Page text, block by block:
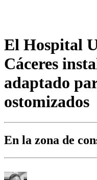
El Hospital
Cáceres
adaptado
ostomizados
En la zona de